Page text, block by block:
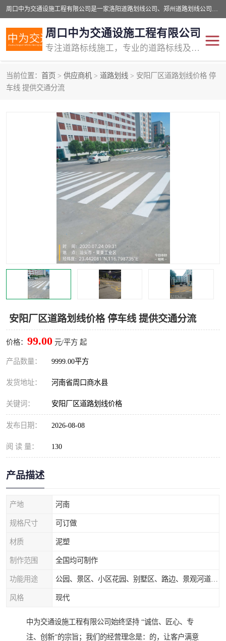
周口中为交通设施工程有限公司是一家洛阳道路划线公司、郑州道路划线公司、平顶山道路车位划线公司、开封车位划线公司、许昌道路车位划线公司、漯河道路车位划线公司，公司始终坚持“诚信、匠心、专注”的宗旨；我们的经营理念是：的服务。
周口中为交通设施工程有限公司
专注道路标线施工，专业的道路标线及交通设施施工服务商!
当前位置： 首页 > 供应商机 > 道路划线 > 安阳厂区道路划线价格 停
车线 提供交通分流
安阳厂区道路划线价格 停车线 提供交通分流
价格： 99.00 元/平方 起
产品数量： 9999.00平方
发货地址： 河南省周口商水县
关键词： 安阳厂区道路划线价格
发布日期： 2026-08-08
阅 读 量： 130
产品描述
产地 河南
规格尺寸 可订做
材质 泥塑
制作范围 全国均可制作
功能用途
风格 现代
中为交通设施工程有限公司始终坚持 “诚信、匠心、专
注、创新”的宗旨；我们的经营理念是：的，让客户满意
交通道路标线
道路标线划线 马路标线
道路划线